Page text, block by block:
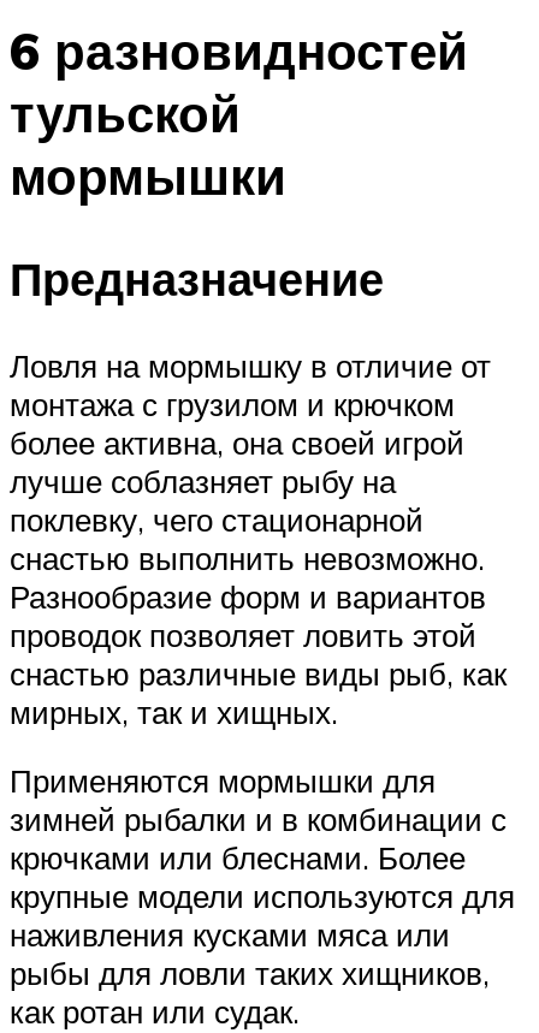
6 разновидностей
тульской
мормышки
Предназначение
Ловля на мормышку в отличие от
монтажа с грузилом и крючком
более активна, она своей игрой
лучше соблазняет рыбу на
поклевку, чего стационарной
снастью выполнить невозможно.
Разнообразие форм и вариантов
проводок позволяет ловить этой
снастью различные виды рыб, как
мирных, так и хищных.
Применяются мормышки для
зимней рыбалки и в комбинации с
крючками или блеснами. Более
крупные модели используются для
наживления кусками мяса или
рыбы для ловли таких хищников,
как ротан или судак.